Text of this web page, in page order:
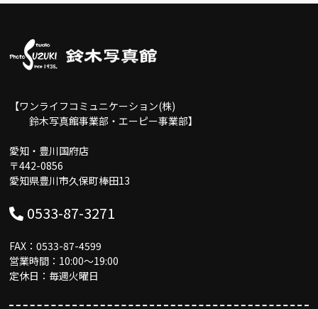
【ワンライフコミュニケーション(株)
鈴木写真館事業部・エーピー事業部】
愛知・豊川国府店
〒442-0856
愛知県豊川市久保町棒田13
0533-87-3271
FAX：0533-87-4599
営業時間：10:00〜19:00
定休日：毎週火曜日